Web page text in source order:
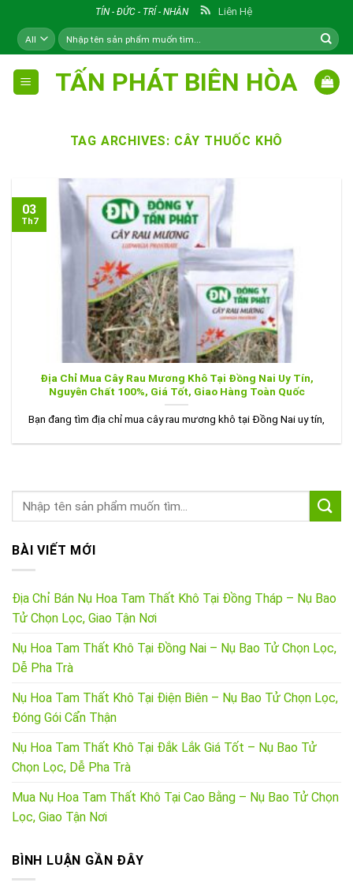
content
TÍN - ĐỨC - TRÍ - NHÂN Liên Hệ
Tìm
kiếm:
TẤN PHÁT BIÊN HÒA
TAG ARCHIVES: CÂY THUỐC KHÔ
Địa Chỉ Mua Cây Rau Mương Khô Tại Đồng Nai Uy Tín,
Nguyên Chất 100%, Giá Tốt, Giao Hàng Toàn Quốc
Bạn đang tìm địa chỉ mua cây rau mương khô tại Đồng Nai uy tín,
03
Th7
BÀI VIẾT MỚI
Địa Chỉ Bán Nụ Hoa Tam Thất Khô Tại Đồng Tháp – Nụ Bao
Tử Chọn Lọc, Giao Tận Nơi
Nụ Hoa Tam Thất Khô Tại Đồng Nai – Nụ Bao Tử Chọn Lọc,
Dễ Pha Trà
Nụ Hoa Tam Thất Khô Tại Điện Biên – Nụ Bao Tử Chọn Lọc,
Đóng Gói Cẩn Thận
Nụ Hoa Tam Thất Khô Tại Đắk Lắk Giá Tốt – Nụ Bao Tử
Chọn Lọc, Dễ Pha Trà
Mua Nụ Hoa Tam Thất Khô Tại Cao Bằng – Nụ Bao Tử Chọn
Lọc, Giao Tận Nơi
BÌNH LUẬN GẦN ĐÂY